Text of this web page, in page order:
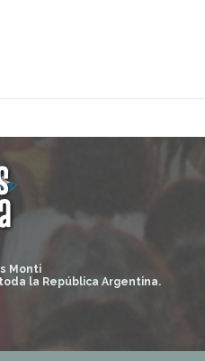
Monti
la República Argentina.